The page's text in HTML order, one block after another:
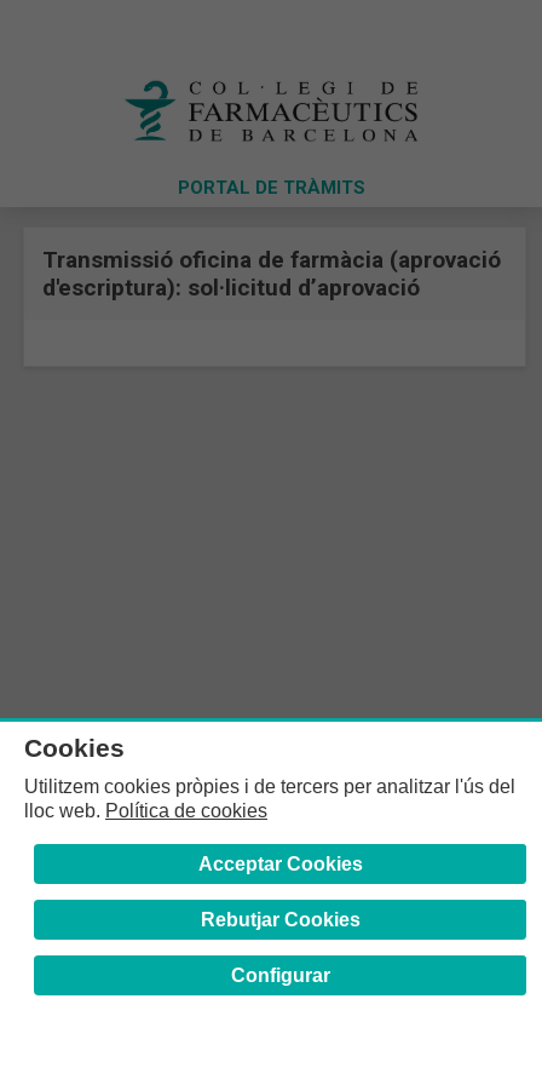
PORTAL DE TRÀMITS
Transmissió oficina de farmàcia (aprovació
d'escriptura): sol·licitud d’aprovació
Cookies
Utilitzem cookies pròpies i de tercers per analitzar l'ús del
lloc web. Política de cookies
Acceptar Cookies
Rebutjar Cookies
Configurar